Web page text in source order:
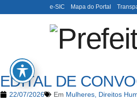
e-SIC Mapa do Portal
EDITAL DE
22/07/2026 Em Mulheres, Direitos